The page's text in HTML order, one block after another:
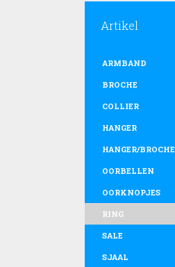
Artikel
ARMBAND
BROCHE
COLLIER
HANGER
HANGER/BROCHE
OORBELLEN
OORKNOPJES
RING
SALE
SJAAL